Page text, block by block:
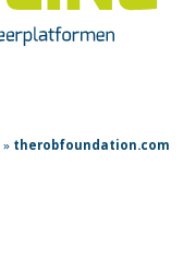
» therobfoundation.com